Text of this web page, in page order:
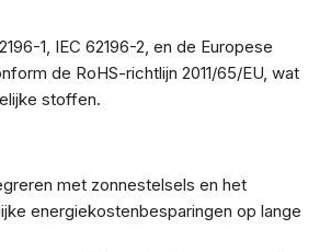
1, IEC 62196-2, en de Europese
de RoHS-richtlijn 2011/65/EU, wat
stoffen.
met zonnestelsels en het
energiekostenbesparingen op lange